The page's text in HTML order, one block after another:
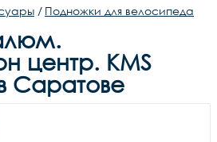
/ Подножки для велосипеда
центр. KMS
Саратове